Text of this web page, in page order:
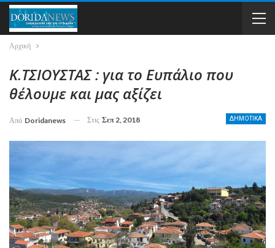
Αρχική
Κ.ΤΣΙΟΥΣΤΑΣ : για το Ευπάλιο που
θέλουμε και μας αξίζει
ΔΗΜΟΤΙΚΑ
Από Doridanews Στις Σεπ 2, 2018